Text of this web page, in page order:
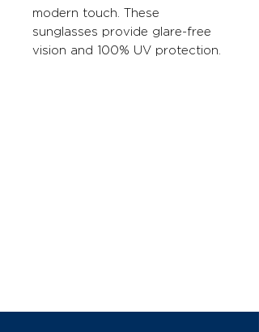
modern touch. These
sunglasses provide glare-free
vision and 100% UV protection.